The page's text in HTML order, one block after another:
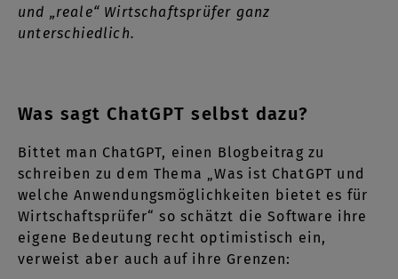
und „reale“ Wirtschaftsprüfer ganz
unterschiedlich.
Was sagt ChatGPT selbst dazu?
Bittet man ChatGPT, einen Blogbeitrag zu
schreiben zu dem Thema „Was ist ChatGPT und
welche Anwendungsmöglichkeiten bietet es für
Wirtschaftsprüfer“ so schätzt die Software ihre
eigene Bedeutung recht optimistisch ein,
verweist aber auch auf ihre Grenzen: